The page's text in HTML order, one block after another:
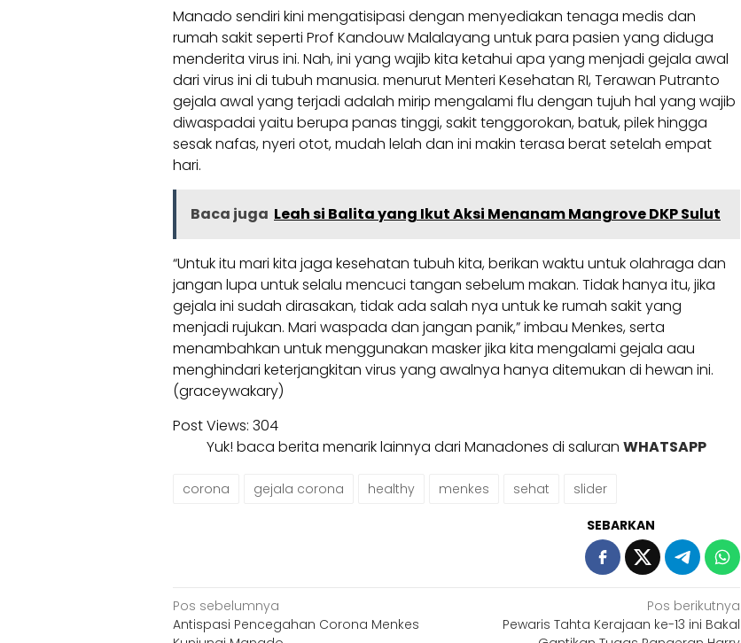
Manado sendiri kini mengatisipasi dengan menyediakan tenaga medis dan
rumah sakit seperti Prof Kandouw Malalayang untuk para pasien yang diduga
menderita virus ini. Nah, ini yang wajib kita ketahui apa yang menjadi gejala awal
dari virus ini di tubuh manusia. menurut Menteri Kesehatan RI, Terawan Putranto
gejala awal yang terjadi adalah mirip mengalami flu dengan tujuh hal yang wajib
diwaspadai yaitu berupa panas tinggi, sakit tenggorokan, batuk, pilek hingga
sesak nafas, nyeri otot, mudah lelah dan ini makin terasa berat setelah empat
hari.
Baca juga Leah si Balita yang Ikut Aksi Menanam Mangrove DKP Sulut
“Untuk itu mari kita jaga kesehatan tubuh kita, berikan waktu untuk olahraga dan
jangan lupa untuk selalu mencuci tangan sebelum makan. Tidak hanya itu, jika
gejala ini sudah dirasakan, tidak ada salah nya untuk ke rumah sakit yang
menjadi rujukan. Mari waspada dan jangan panik,” imbau Menkes, serta
menambahkan untuk menggunakan masker jika kita mengalami gejala aau
menghindari keterjangkitan virus yang awalnya hanya ditemukan di hewan ini.
(graceywakary)
Post Views: 304
Yuk! baca berita menarik lainnya dari Manadones di saluranWHATSAPP
corona gejala corona healthy menkes sehat slider
SEBARKAN
Navigasi
pos
Pos sebelumnya
Antispasi Pencegahan Corona Menkes
Pos berikutnya
Pewaris Tahta Kerajaan ke-13 ini Bakal